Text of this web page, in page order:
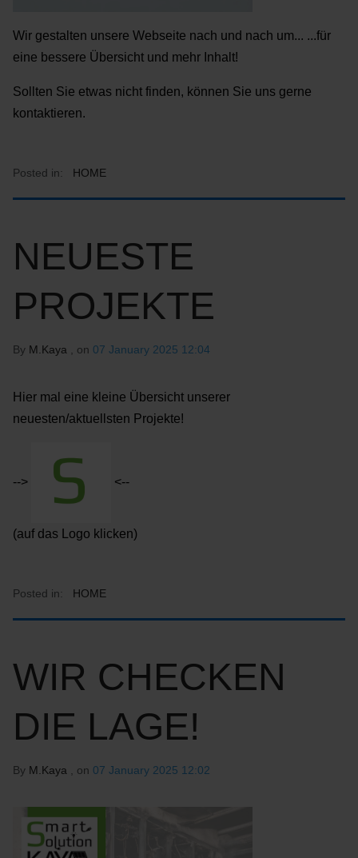
Wir gestalten unsere Webseite nach und nach um... ...für
eine bessere Übersicht und mehr Inhalt!
Sollten Sie etwas nicht finden, können Sie uns gerne
kontaktieren.
Posted in: HOME
NEUESTE
PROJEKTE
By M.Kaya , on 07 January 2025 12:04
Hier mal eine kleine Übersicht unserer
neuesten/aktuellsten Projekte!
--> <--
(auf das Logo klicken)
Posted in: HOME
WIR CHECKEN
DIE LAGE!
By M.Kaya , on 07 January 2025 12:02